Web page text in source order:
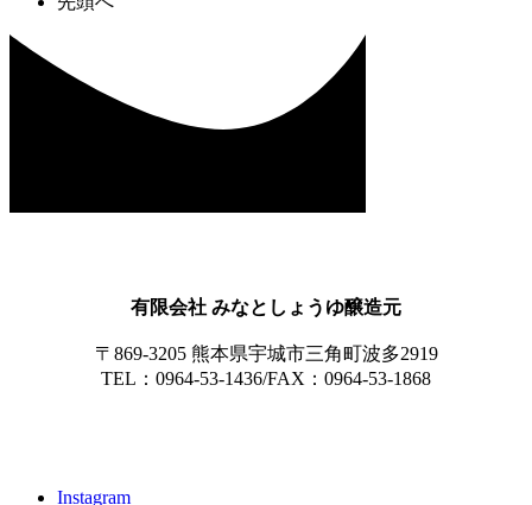
有限会社 みなとしょうゆ醸造元
〒869-3205 熊本県宇城市三角町波多2919
TEL：0964-53-1436/FAX：0964-53-1868
Instagram